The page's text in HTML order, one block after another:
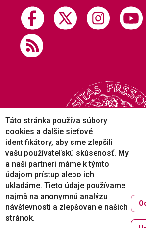
Copyright © 2005-
Prešovská univerzita v
Táto stránka používa súbory
cookies a dalšie sieťové
identifikátory, aby sme zlepšili
vašu používateľskú skúsenosť. My
a naši partneri máme k týmto
údajom prístup alebo ich
ukladáme. Tieto údaje používame
najmä na anonymnú analýzu
návštevnosti a zlepšovanie našich
stránok.